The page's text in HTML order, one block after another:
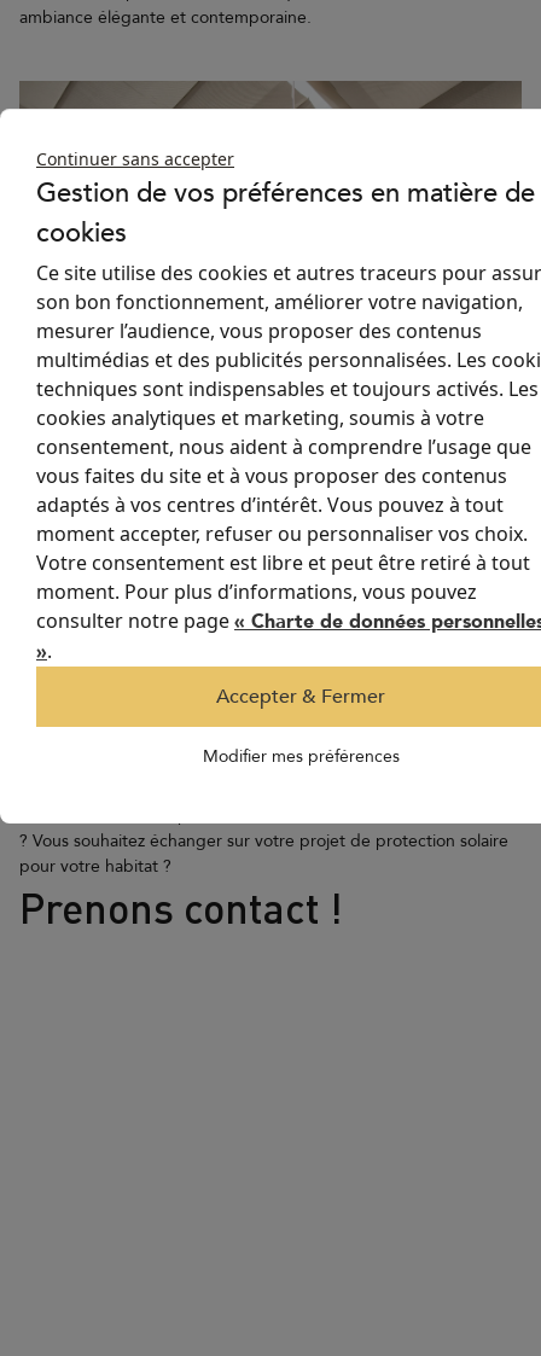
ambiance élégante et contemporaine.
client
Jean-Marc
Store anti-
chaleur
OASIS
beau et très efficace.
Même quand il fait
très chaud dehors, la
pièce reste fraîche.
C'est devenu notre
coin préféré de la
maison."
? Vous souhaitez échanger sur votre projet de protection solaire
pour votre habitat ?
Prenons contact !
Continuer sans accepter
Gestion de vos préférences en matière de
cookies
Ce site utilise des cookies et autres traceurs pour
son bon fonctionnement, améliorer votre navigation,
mesurer l’audience, vous proposer des contenus
multimédias et des publicités personnalisées. Les
techniques sont indispensables et toujours activés. Les
cookies analytiques et marketing, soumis à votre
consentement, nous aident à comprendre l’usage que
vous faites du site et à vous proposer des contenus
adaptés à vos centres d’intérêt. Vous pouvez à tout
moment accepter, refuser ou personnaliser vos choix.
Votre consentement est libre et peut être retiré à tout
moment. Pour plus d’informations, vous pouvez
consulter notre page« Charte de données
».
Accepter & Fermer
Modifier mes préférences